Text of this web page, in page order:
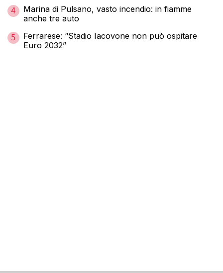
4
Marina di Pulsano, vasto incendio: in fiamme
anche tre auto
5
Ferrarese: “Stadio Iacovone non può ospitare
Euro 2032”